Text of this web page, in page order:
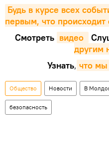
Будь в курсе всех
первым, что происходит
Смотреть видео
другим
Узнать, что
Общество Новости В
безопасность